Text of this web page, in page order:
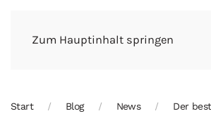
Zum Hauptinhalt springen
Start Blog News
Der